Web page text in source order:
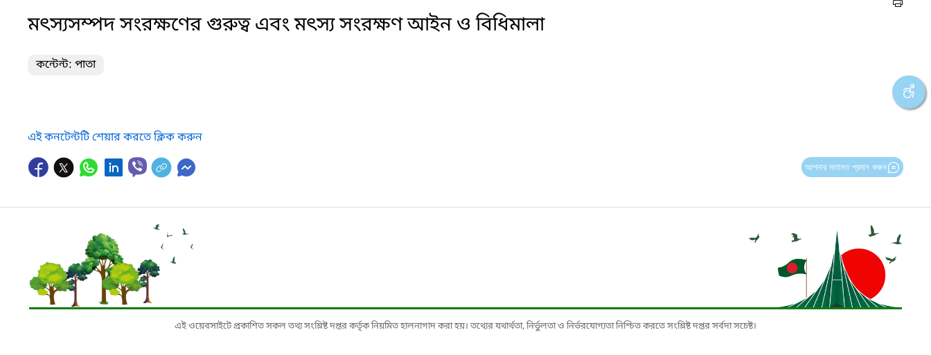
মৎস্যসম্পদ সংরক্ষণের গুরুত্ব এবং মৎস্য সংরক্ষণ আইন ও বিধিমালা
কন্টেন্ট: পাতা
এই কনটেন্টটি শেয়ার করতে ক্লিক করুন
আপনার মতামত প্রদান করুন
এই ওয়েবসাইটে প্রকাশিত সকল তথ্য সংশ্লিষ্ট দপ্তর কর্তৃক নিয়মিত হালনাগাদ করা হয়। তথ্যের যথার্থতা, নির্ভুলতা ও নির্ভরযোগ্যতা নিশ্চিত করতে সংশ্লিষ্ট দপ্তর সর্বদা সচেষ্ট।